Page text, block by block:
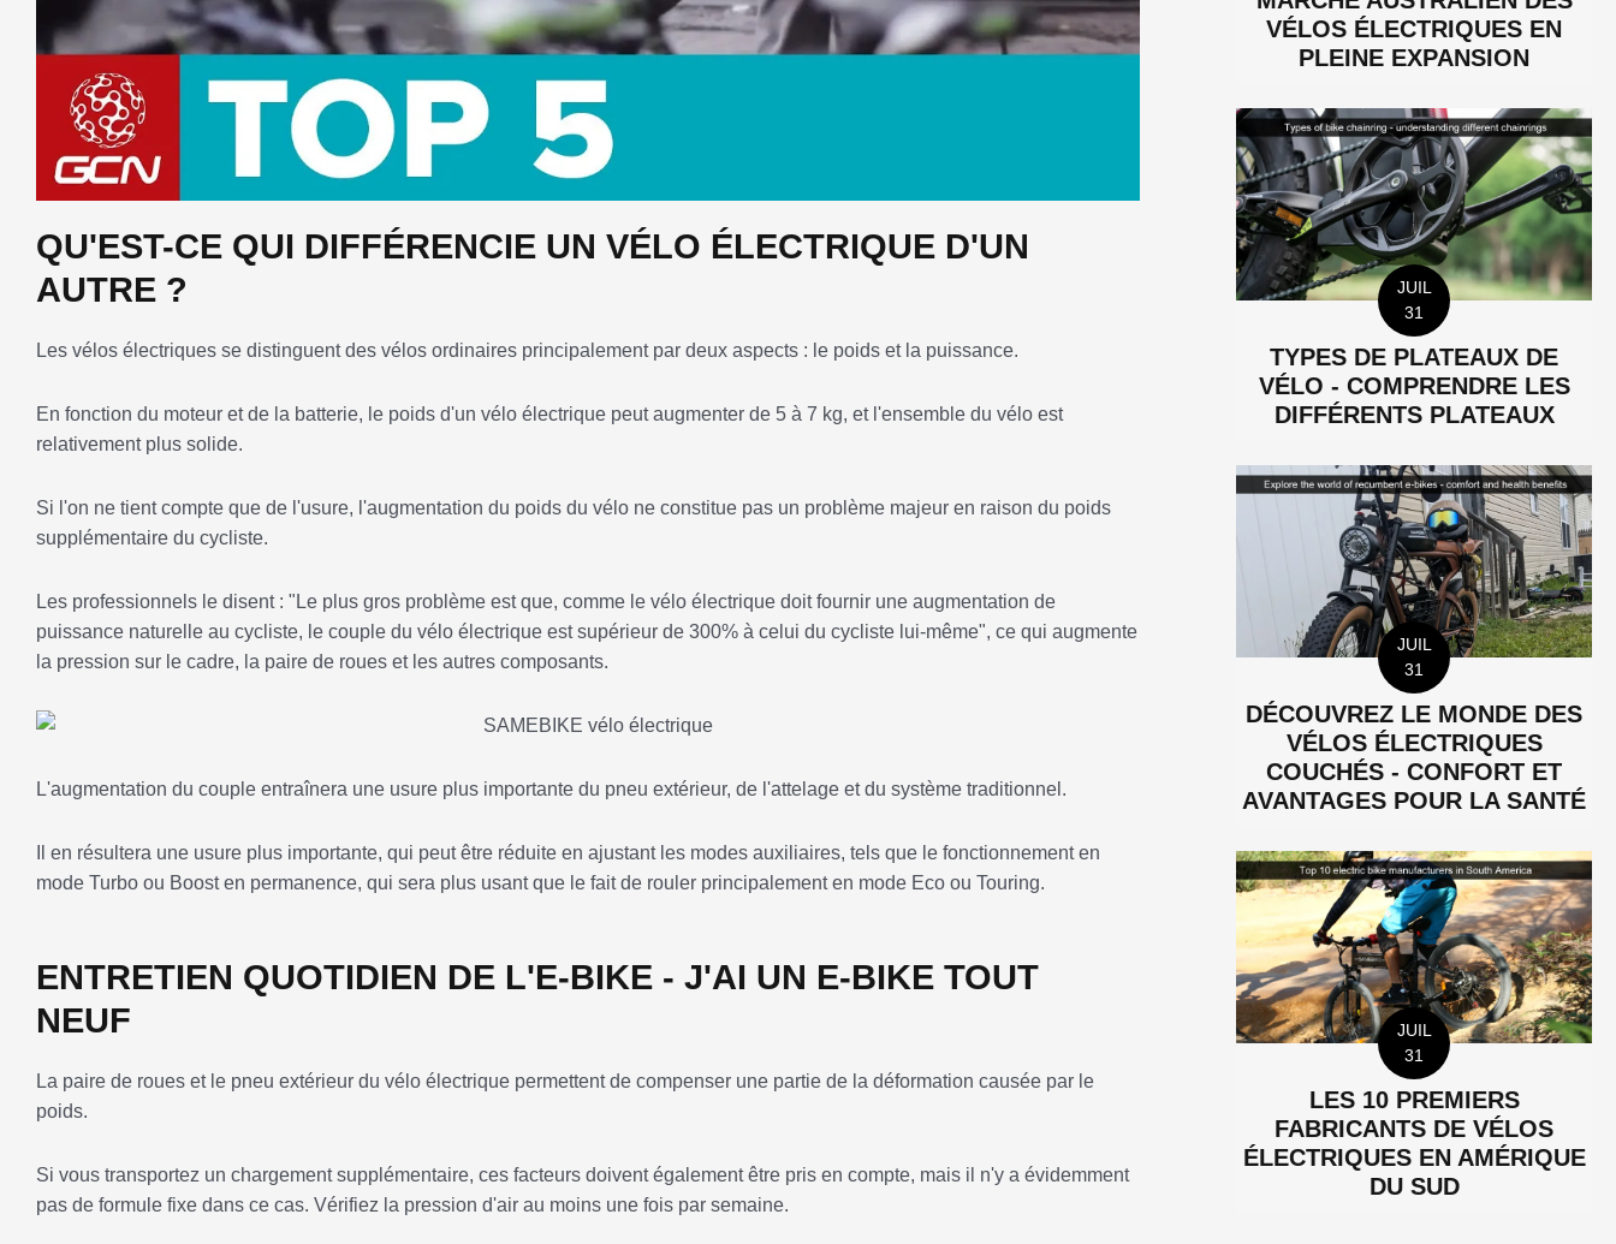
QU'EST-CE QUI DIFFÉRENCIE UN VÉLO ÉLECTRIQUE D'UN
AUTRE ?
Les vélos électriques se distinguent des vélos ordinaires principalement par deux aspects : le poids et la puissance.
En fonction du moteur et de la batterie, le poids d'un vélo électrique peut augmenter de 5 à 7 kg, et l'ensemble du vélo est
relativement plus solide.
Si l'on ne tient compte que de l'usure, l'augmentation du poids du vélo ne constitue pas un problème majeur en raison du poids
supplémentaire du cycliste.
Les professionnels le disent : "Le plus gros problème est que, comme le vélo électrique doit fournir une augmentation de
puissance naturelle au cycliste, le couple du vélo électrique est supérieur de 300% à celui du cycliste lui-même", ce qui augmente
la pression sur le cadre, la paire de roues et les autres composants.
L'augmentation du couple entraînera une usure plus importante du pneu extérieur, de l'attelage et du système traditionnel.
Il en résultera une usure plus importante, qui peut être réduite en ajustant les modes auxiliaires, tels que le fonctionnement en
mode Turbo ou Boost en permanence, qui sera plus usant que le fait de rouler principalement en mode Eco ou Touring.
ENTRETIEN QUOTIDIEN DE L'E-BIKE - J'AI UN E-BIKE TOUT
NEUF
La paire de roues et le pneu extérieur du vélo électrique permettent de compenser une partie de la déformation causée par le
poids.
Si vous transportez un chargement supplémentaire, ces facteurs doivent également être pris en compte, mais il n'y a évidemment
pas de formule fixe dans ce cas. Vérifiez la pression d'air au moins une fois par semaine.
VÉLOS ÉLECTRIQUES EN
PLEINE EXPANSION
JUIL
31
TYPES DE PLATEAUX DE
VÉLO - COMPRENDRE LES
DIFFÉRENTS PLATEAUX
JUIL
31
DÉCOUVREZ LE MONDE DES
VÉLOS ÉLECTRIQUES
COUCHÉS - CONFORT ET
AVANTAGES POUR LA SANTÉ
JUIL
31
LES 10 PREMIERS
FABRICANTS DE VÉLOS
ÉLECTRIQUES EN AMÉRIQUE
DU SUD